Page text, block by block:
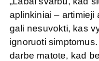
aplinkiniai – artimieji
gali nesuvokti, kas
ignoruoti
darbe matote, kad